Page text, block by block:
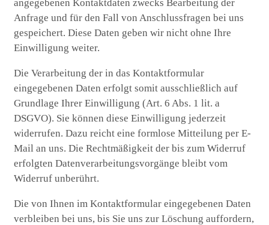
angegebenen Kontaktdaten zwecks Bearbeitung der
Anfrage und für den Fall von Anschlussfragen bei uns
gespeichert. Diese Daten geben wir nicht ohne Ihre
Einwilligung weiter.
Die Verarbeitung der in das Kontaktformular
eingegebenen Daten erfolgt somit ausschließlich auf
Grundlage Ihrer Einwilligung (Art. 6 Abs. 1 lit. a
DSGVO). Sie können diese Einwilligung jederzeit
widerrufen. Dazu reicht eine formlose Mitteilung per E-
Mail an uns. Die Rechtmäßigkeit der bis zum Widerruf
erfolgten Datenverarbeitungsvorgänge bleibt vom
Widerruf unberührt.
Die von Ihnen im Kontaktformular eingegebenen Daten
verbleiben bei uns, bis Sie uns zur Löschung auffordern,